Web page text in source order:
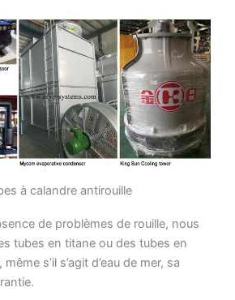
à calandre antirouille
de problèmes de rouille, nous
tubes en titane ou des tubes en
s’il s’agit d’eau de mer, sa